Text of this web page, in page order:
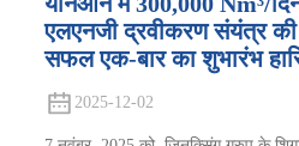
एलएनजी द्रवीकरण संयंत्र की
सफल एक-बार का शुभारंभ
2025-12-02